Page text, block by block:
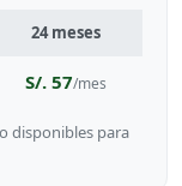
24 meses
S/. 57/mes
disponibles para